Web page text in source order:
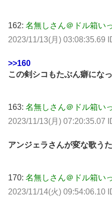
162: 名無しさん＠ドル箱い
2023/11/13(月) 03:08:35.69
>>160
この剣シコもたぶん癖にな
163: 名無しさん＠ドル箱い
2023/11/13(月) 07:20:35.07
アンジェラさんが変な歌う
170: 名無しさん＠ドル箱い
2023/11/14(火) 09:54:06.10